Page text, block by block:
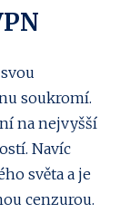
soukromí.
na nejvyšší
Navíc
světa a je
cenzurou.